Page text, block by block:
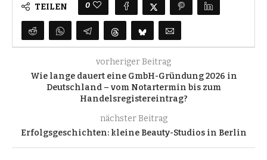
TEILEN 0
vorheriger Beitrag
Wie lange dauert eine GmbH-Gründung 2026 in
Deutschland – vom Notartermin bis zum
Handelsregistereintrag?
nächster Beitrag
Erfolgsgeschichten: kleine Beauty-Studios in Berlin